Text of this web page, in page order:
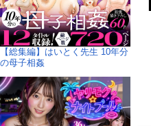
【総集編】はいとく先生 10年分
の母子相姦